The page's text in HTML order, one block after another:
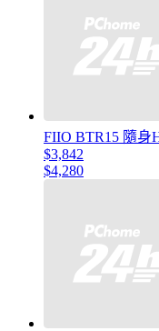
FIIO BTR15 隨身
$3,842
$4,280